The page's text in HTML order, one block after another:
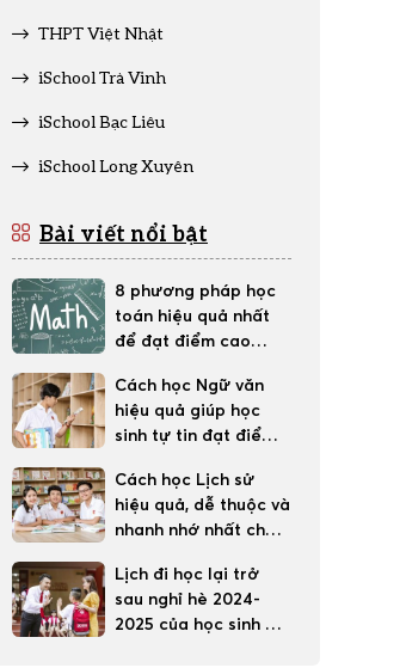
THPT Việt Nhật
iSchool Trà Vinh
iSchool Bạc Liêu
iSchool Long Xuyên
Bài viết nổi bật
8 phương pháp học
toán hiệu quả nhất
để đạt điểm cao
Cách học Ngữ văn
hiệu quả giúp học
sinh tự tin đạt điểm
Cách học Lịch sử
hiệu quả, dễ thuộc và
nhanh nhớ nhất cho
Lịch đi học lại trở
sau nghỉ hè 2024-
2025 của học sinh 63